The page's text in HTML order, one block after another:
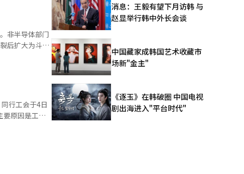
名会员，
金不满，DX
成立新工会的
的DX部门的
来的谈判和罢
非半导体部门
后扩大为斗争
满。负责成品
溃可能同时削
外形上快速成
构和绩效奖励
分散，协商复
在需要的是重
行工会于4日
要原因是工会
会（超企业工
工会，拥有约
贬低，甚至
消息：王毅有望下月访韩 与
赵显举行韩中外长会谈
中国藏家成韩国艺术收藏市
场新"金主"
《逐玉》在韩破圈 中国电视
剧出海进入"平台时代"